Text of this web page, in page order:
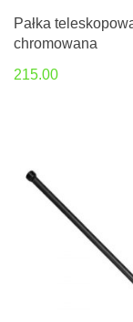
Pałka
chromowana
215.00